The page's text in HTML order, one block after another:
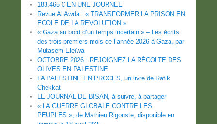
183.465 € EN UNE JOURNEE
Revue Al Awda : « TRANSFORMER LA PRISON EN
ECOLE DE LA REVOLUTION »
« Gaza au bord d’un temps incertain » – Les écrits
des trois premiers mois de l’année 2026 à Gaza, par
Mutasem Eleïwa
OCTOBRE 2026 : REJOIGNEZ LA RÉCOLTE DES
OLIVES EN PALESTINE
LA PALESTINE EN PROCES, un livre de Rafik
Chekkat
LE JOURNAL DE BISAN, à suivre, à partager
« LA GUERRE GLOBALE CONTRE LES
PEUPLES », de Mathieu Rigouste, disponible en